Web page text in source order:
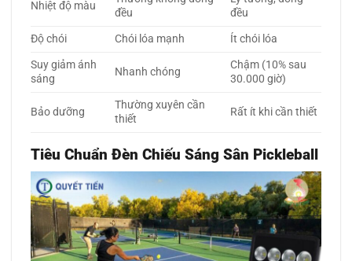
Nhiệt độ màu
đều
đều
Độ chói
Chói lóa mạnh
Ít chói lóa
Suy giảm ánh
sáng
Nhanh chóng
Chậm (10% sau
30.000 giờ)
Bảo dưỡng
Thường xuyên cần
thiết
Rất ít khi cần thiết
Tiêu Chuẩn Đèn Chiếu Sáng Sân Pickleball